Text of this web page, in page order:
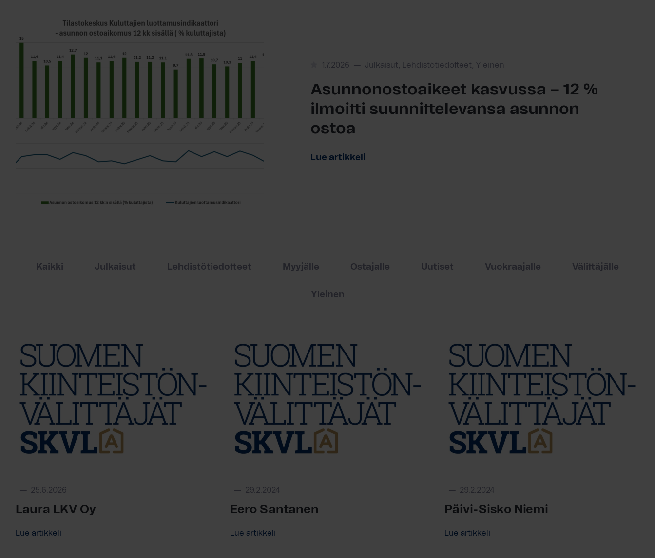
1.7.2026 Julkaisut, Lehdistötiedotteet, Yleinen
Asunnonostoaikeet kasvussa – 12 %
ilmoitti suunnittelevansa asunnon
ostoa
Lue artikkeli
Kaikki Julkaisut Lehdistötiedotteet Myyjälle Ostajalle Uutiset Vuokraajalle Välittäjälle
Yleinen
25.6.2026
Laura LKV Oy
Lue artikkeli
29.2.2024
Eero Santanen
Lue artikkeli
29.2.2024
Päivi-Sisko Niemi
Lue artikkeli